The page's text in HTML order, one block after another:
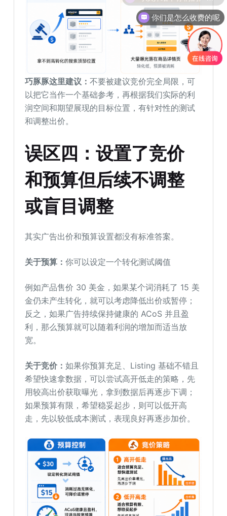
巧豚豚这里建议：不要被建议竞价完全局限，可
以把它当作一个基础参考，再根据我们实际的利
润空间和期望展现的目标位置，有针对性的测试
和调整出价。
误区四 ：设置了竞价
和预算但后续不调整
或盲目调整
其实广告出价和预算设置都没有标准答案。
关于预算：你可以设定一个转化测试阈值
例如产品售价 30 美金，如果某个词消耗了 15 美
金仍未产生转化，就可以考虑降低出价或暂停；
反之，如果广告持续保持健康的 ACoS 并且盈
利，那么预算就可以随着利润的增加而适当放
宽。
关于竞价：如果你预算充足、Listing 基础不错且
希望快速拿数据，可以尝试高开低走的策略，先
用较高出价获取曝光，拿到数据后再逐步下调；
如果预算有限，希望稳妥起步，则可以低开高
走，先以较低成本测试，表现良好再逐步加价。
你们是怎么收费的呢